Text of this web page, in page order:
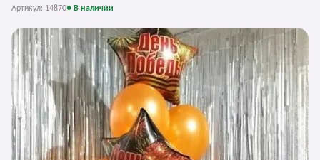
Артикул: 14870● В наличии